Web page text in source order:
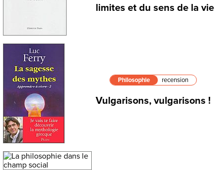
limites et du sens de la vie
Philosophie recension
Vulgarisons, vulgarisons !